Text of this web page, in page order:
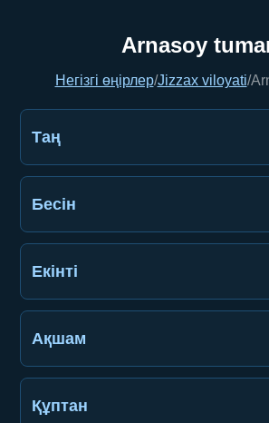
Arnasoy
Негізгі өңірлер/Jizzax viloyati/
Таң
Бесін
Екінті
Ақшам
Құптан